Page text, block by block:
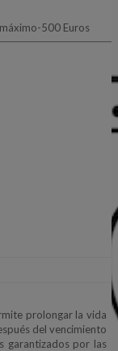
500 Euros
prolongar la vida
del vencimiento
garantizados por las